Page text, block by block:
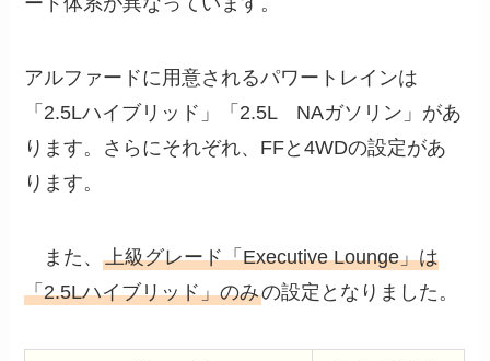
アルファードに用意されるパワートレインは
「2.5Lハイブリッド」「2.5L NAガソリン」があ
ります。さらにそれぞれ、FFと4WDの設定があ
ります。
また、上級グレード「Executive Lounge」は
「2.5Lハイブリッド」のみの設定となりました。